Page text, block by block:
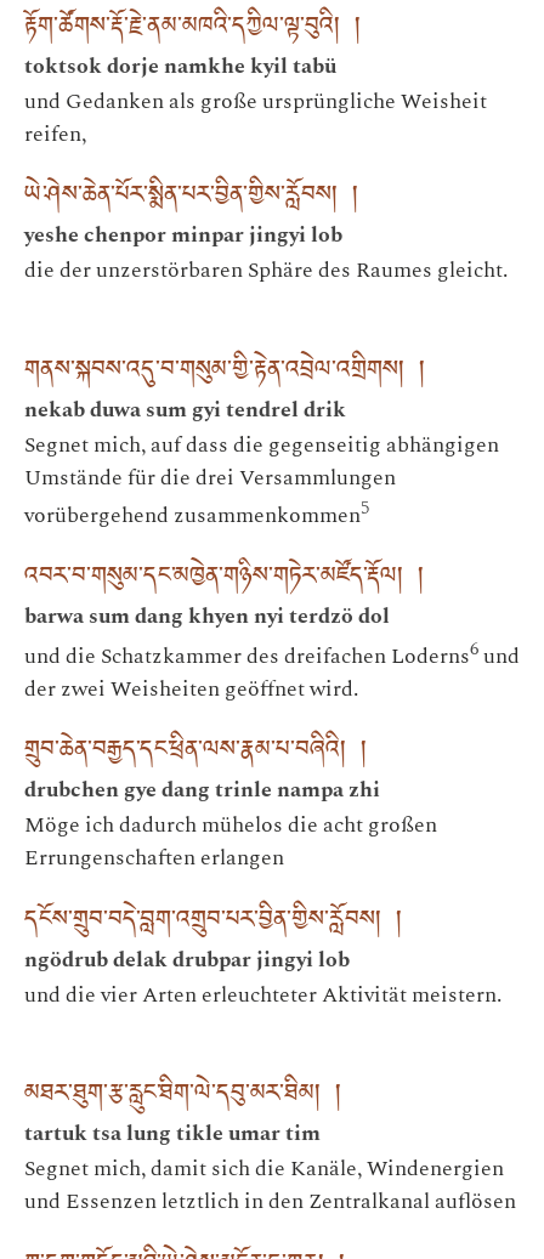
རྟོག་ཚོགས་རྡོ་རྗེ་ནམ་མཁའི་དཀྱིལ་ལྟ་བུའི། །
toktsok dorje namkhe kyil tabü
und Gedanken als große ursprüngliche Weisheit
reifen,
ཡེ་ཤེས་ཆེན་པོར་སྨིན་པར་བྱིན་གྱིས་རློབས། །
yeshe chenpor minpar jingyi lob
die der unzerstörbaren Sphäre des Raumes gleicht.
གནས་སྐབས་འདུ་བ་གསུམ་གྱི་རྟེན་འབྲེལ་འགྲིགས། །
nekab duwa sum gyi tendrel drik
Segnet mich, auf dass die gegenseitig abhängigen
Umstände für die drei Versammlungen
vorübergehend zusammenkommen5
འབར་བ་གསུམ་དང་མཁྱེན་གཉིས་གཏེར་མཛོད་རྡོལ། །
barwa sum dang khyen nyi terdzö dol
und die Schatzkammer des dreifachen Loderns6und
der zwei Weisheiten geöffnet wird.
གྲུབ་ཆེན་བརྒྱད་དང་ཕྲིན་ལས་རྣམ་པ་བཞིའི། །
drubchen gye dang trinle nampa zhi
Möge ich dadurch mühelos die acht großen
Errungenschaften erlangen
དངོས་གྲུབ་བདེ་བླག་འགྲུབ་པར་བྱིན་གྱིས་རློབས། །
ngödrub delak drubpar jingyi lob
und die vier Arten erleuchteter Aktivität meistern.
མཐར་ཐུག་རྩ་རླུང་ཐིག་ལེ་དབུ་མར་ཐིམ། །
tartuk tsa lung tikle umar tim
Segnet mich, damit sich die Kanäle, Windenergien
und Essenzen letztlich in den Zentralkanal auflösen